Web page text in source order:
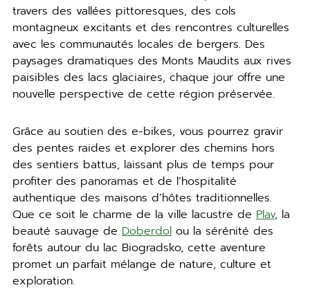
travers des vallées pittoresques, des cols
montagneux excitants et des rencontres culturelles
avec les communautés locales de bergers. Des
paysages dramatiques des Monts Maudits aux rives
paisibles des lacs glaciaires, chaque jour offre une
nouvelle perspective de cette région préservée.
Grâce au soutien des e-bikes, vous pourrez gravir
des pentes raides et explorer des chemins hors
des sentiers battus, laissant plus de temps pour
profiter des panoramas et de l’hospitalité
authentique des maisons d’hôtes traditionnelles.
Que ce soit le charme de la ville lacustre de Plav, la
beauté sauvage de Doberdolou la sérénité des
forêts autour du lac Biogradsko, cette aventure
promet un parfait mélange de nature, culture et
exploration.